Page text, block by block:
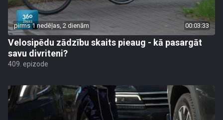
pirms 1 nedēļas, 2 dienām 00:03:33
Velosipēdu zādzību skaits pieaug - kā pasargāt
savu divriteni?
409. epizode